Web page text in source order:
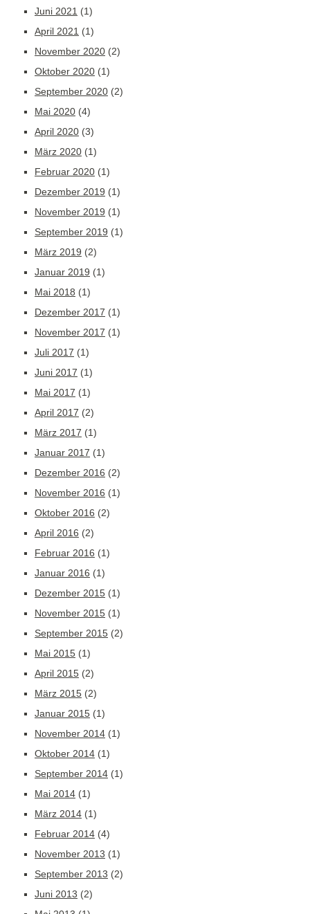
Juni 2021 (1)
April 2021 (1)
November 2020 (2)
Oktober 2020 (1)
September 2020 (2)
Mai 2020 (4)
April 2020 (3)
März 2020 (1)
Februar 2020 (1)
Dezember 2019 (1)
November 2019 (1)
September 2019 (1)
März 2019 (2)
Januar 2019 (1)
Mai 2018 (1)
Dezember 2017 (1)
November 2017 (1)
Juli 2017 (1)
Juni 2017 (1)
Mai 2017 (1)
April 2017 (2)
März 2017 (1)
Januar 2017 (1)
Dezember 2016 (2)
November 2016 (1)
Oktober 2016 (2)
April 2016 (2)
Februar 2016 (1)
Januar 2016 (1)
Dezember 2015 (1)
November 2015 (1)
September 2015 (2)
Mai 2015 (1)
April 2015 (2)
März 2015 (2)
Januar 2015 (1)
November 2014 (1)
Oktober 2014 (1)
September 2014 (1)
Mai 2014 (1)
März 2014 (1)
Februar 2014 (4)
November 2013 (1)
September 2013 (2)
Juni 2013 (2)